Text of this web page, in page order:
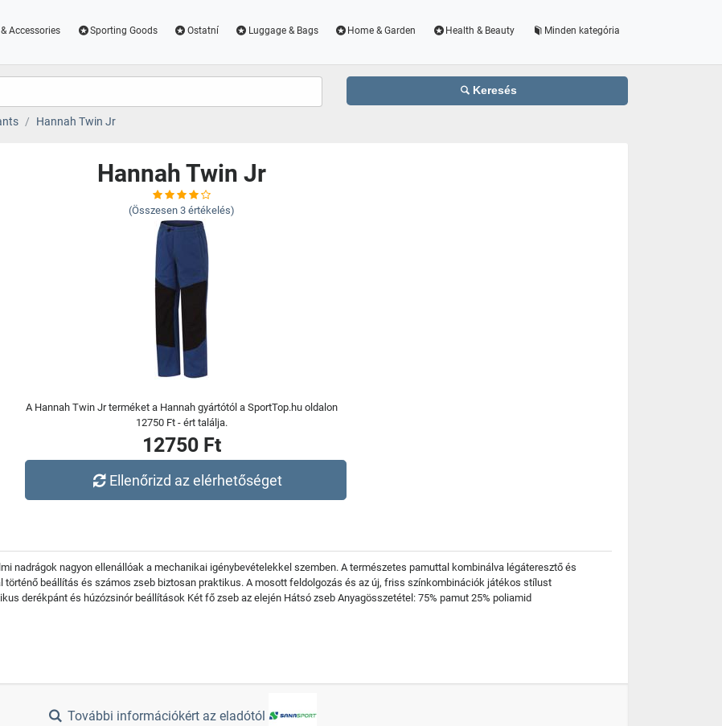
Accessories Sporting Goods Ostatní Luggage & Bags Home & Garden Health & Beauty Minden kategória
Keresés
Hannah Twin Jr
Hannah Twin Jr
(Összesen 3 értékelés)
A Hannah Twin Jr terméket a Hannah gyártótól a SportTop.hu oldalon
12750 Ft - ért találja.
12750 Ft
Ellenőrizd az elérhetőséget
nadrágok nagyon ellenállóak a mechanikai igénybevételekkel szemben. A természetes pamuttal kombinálva légáteresztő és
történő beállítás és számos zseb biztosan praktikus. A mosott feldolgozás és az új, friss színkombinációk játékos stílust
derékpánt és húzózsinór beállítások Két fő zseb az elején Hátsó zseb Anyagösszetétel: 75% pamut 25% poliamid
További információkért az eladótól